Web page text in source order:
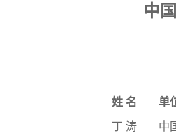
中
姓名 单
丁 涛 中